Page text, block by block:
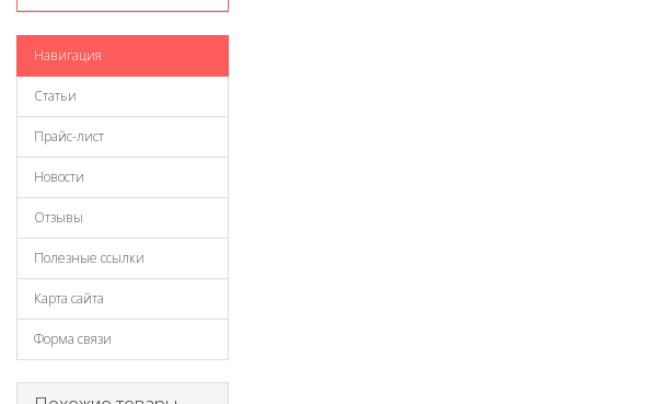
Навигация
Статьи
Прайс-лист
Новости
Отзывы
Полезные ссылки
Карта сайта
Форма связи